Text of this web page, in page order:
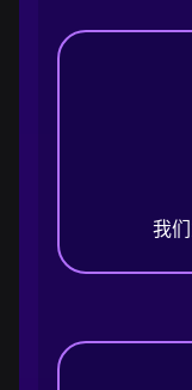
我